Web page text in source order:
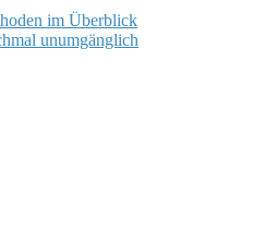
im Überblick
unumgänglich